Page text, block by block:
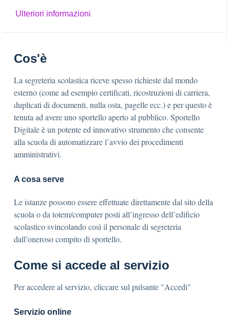
Ulteriori informazioni
Cos'è
La segreteria scolastica riceve spesso richieste dal mondo
esterno (come ad esempio certificati, ricostruzioni di carriera,
duplicati di documenti, nulla osta, pagelle ecc.) e per questo è
tenuta ad avere uno sportello aperto al pubblico. Sportello
Digitale è un potente ed innovativo strumento che consente
alla scuola di automatizzare l’avvio dei procedimenti
amministrativi.
A cosa serve
Le istanze possono essere effettuate direttamente dal sito della
scuola o da totem/computer posti all’ingresso dell’edificio
scolastico svincolando così il personale di segreteria
dall’oneroso compito di sportello.
Come si accede al servizio
Per accedere al servizio, cliccare sul pulsante "Accedi"
Servizio online